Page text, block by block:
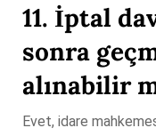
11. İptal
sonra
alınabilir
Evet, idare